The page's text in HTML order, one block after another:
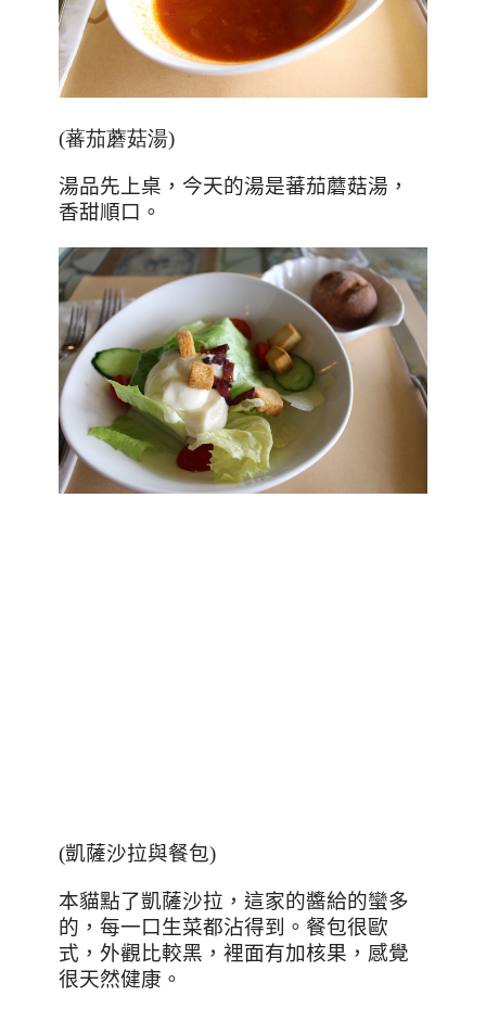
(蕃茄蘑菇湯)
湯品先上桌，今天的湯是蕃茄蘑菇湯，
香甜順口。
(凱薩沙拉與餐包)
本貓點了凱薩沙拉，這家的醬給的蠻多
的，每一口生菜都沾得到。 餐包很歐
式 ，外觀比較黑，裡面有加核果，感覺
很天然健康。